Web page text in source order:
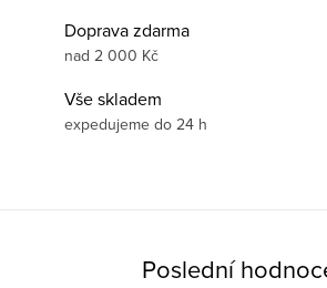
Doprava zdarma
nad 2 000 Kč
Vše skladem
expedujeme do 24 h
Poslední